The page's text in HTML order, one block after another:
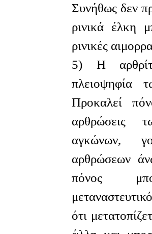
Συνήθως δεν
ρινικά έλκη
ρινικές
5) Η
πλειοψηφία
Προκαλεί
αρθρώσεις
αγκώνων,
αρθρώσεων
πόνος
ότι